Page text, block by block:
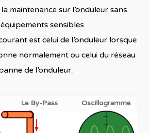
maintenance sur l’onduleur sans
sensibles
est celui de l’onduleur lorsque
normalement ou celui du réseau
de l’onduleur.
Le By-Pass Oscillogramme